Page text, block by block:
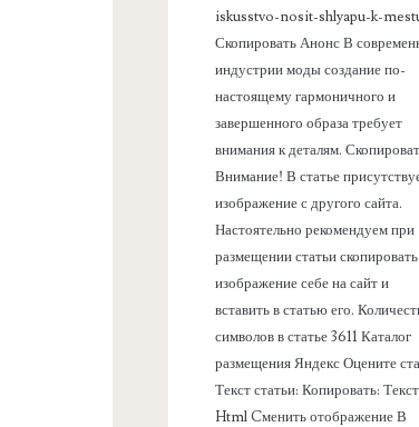
iskusstvo-nosit-shlyapu-k-
Скопировать Анонс В
индустрии моды создание по-
настоящему гармоничного и
завершенного образа требует
внимания к деталям.
Внимание! В статье
изображение с другого сайта.
Настоятельно рекомендуем при
размещении статьи скопировать
изображение себе на сайт и
вставить в статью его.
символов в статье 3611 Каталог
размещения Яндекс Оцените
Текст статьи: Копировать:
Html Cменить отображение В